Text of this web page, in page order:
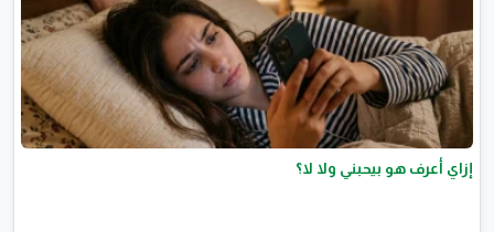
إزاي أعرف هو بيحبني ولا لا؟